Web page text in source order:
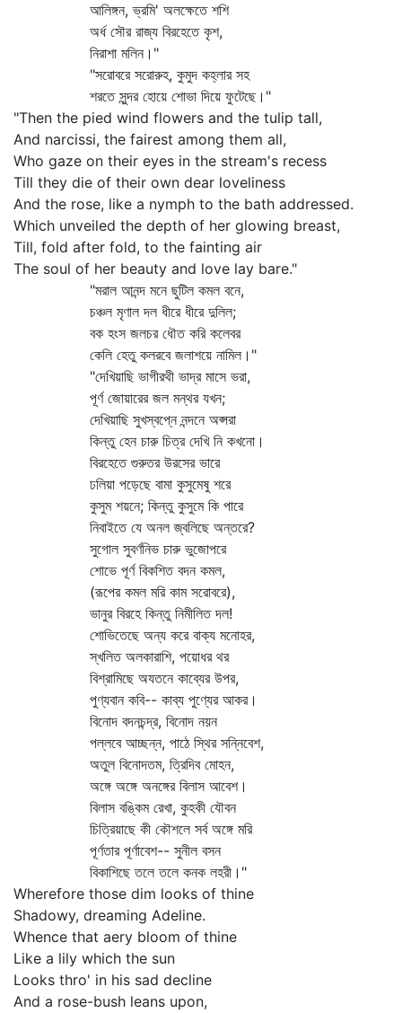
আলিঙ্গন, ভ্রমি' অলক্ষেতে শশি
অর্ধ সৌর রাজ্য বিরহেতে কৃশ,
নিরাশা মলিন।"
"সরোবরে সরোরুহ, কুমুদ কহ্লার সহ
শরতে সুন্দর হোয়ে শোভা দিয়ে ফুটেছে।"
"Then the pied wind flowers and the tulip tall,
And narcissi, the fairest among them all,
Who gaze on their eyes in the stream's recess
Till they die of their own dear loveliness
And the rose, like a nymph to the bath addressed.
Which unveiled the depth of her glowing breast,
Till, fold after fold, to the fainting air
The soul of her beauty and love lay bare."
"মরাল আনন্দ মনে ছুটিল কমল বনে,
চঞ্চল মৃণাল দল ধীরে ধীরে দুলিল;
বক হংস জলচর ধৌত করি কলেবর
কেলি হেতু কলরবে জলাশয়ে নামিল।"
"দেখিয়াছি ভাগীরথী ভাদ্র মাসে ভরা,
পূর্ণ জোয়ারের জল মন্থর যখন;
দেখিয়াছি সুখস্বপ্নে নন্দনে অপ্সরা
কিন্তু হেন চারু চিত্র দেখি নি কখনো।
বিরহেতে গুরুতর উরসের ভারে
ঢলিয়া পড়েছে বামা কুসুমেষু শরে
কুসুম শয়নে; কিন্তু কুসুমে কি পারে
নিবাইতে যে অনল জ্বলিছে অন্তরে?
সুগোল সুবর্ণনিভ চারু ভুজোপরে
শোভে পূর্ণ বিকশিত বদন কমল,
(রূপের কমল মরি কাম সরোবরে),
ভানুর বিরহে কিন্তু নিমীলিত দল!
শোভিতেছে অন্য করে বাক্য মনোহর,
স্খলিত অলকারাশি, পয়োধর থর
বিশ্রামিছে অযতনে কাব্যের উপর,
পুণ্যবান কবি-- কাব্য পুণ্যের আকর।
বিনোদ বদনচন্দ্র, বিনোদ নয়ন
পল্লবে আচ্ছন্ন, পাঠে স্থির সন্নিবেশ,
অতুল বিনোদতম, ত্রিদিব মোহন,
অঙ্গে অঙ্গে অনঙ্গের বিলাস আবেশ।
বিলাস বঙ্কিম রেখা, কুহকী যৌবন
চিত্রিয়াছে কী কৌশলে সর্ব অঙ্গে মরি
পূর্ণতার পূর্ণাবেশ-- সুনীল বসন
বিকাশিছে তলে তলে কনক লহরী।"
Wherefore those dim looks of thine
Shadowy, dreaming Adeline.
Whence that aery bloom of thine
Like a lily which the sun
Looks thro' in his sad decline
And a rose-bush leans upon,